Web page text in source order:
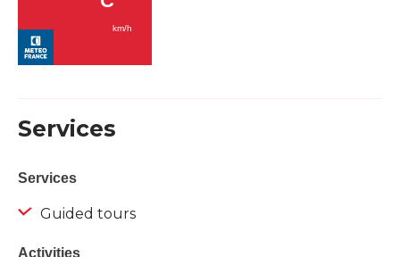
Services
Services
Guided tours
Activities